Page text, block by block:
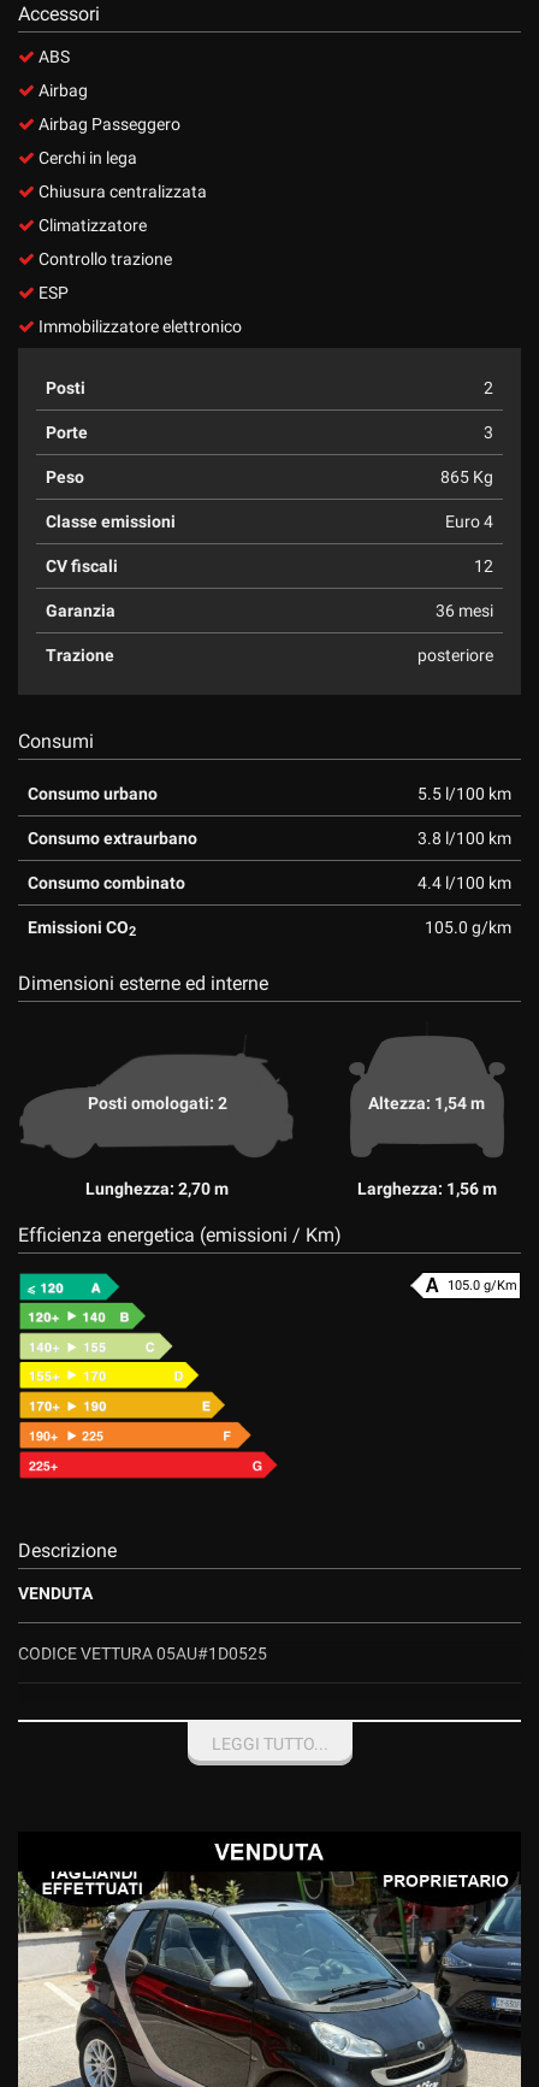
Accessori
ABS
Airbag
Airbag Passeggero
Cerchi in lega
Chiusura centralizzata
Climatizzatore
Controllo trazione
ESP
Immobilizzatore elettronico
Posti 2
Porte 3
Peso 865 Kg
Classe emissioni Euro 4
CV fiscali 12
Garanzia 36 mesi
Trazione posteriore
Consumi
Consumo urbano 5.5 l/100 km
Consumo extraurbano 3.8 l/100 km
Consumo combinato 4.4 l/100 km
Emissioni CO2 105.0 g/km
Dimensioni esterne ed interne
Posti omologati: 2
Lunghezza: 2,70 m
Altezza: 1,54 m
Larghezza: 1,56 m
Efficienza energetica (emissioni / Km)
105.0 g/Km
Descrizione
VENDUTA
CODICE VETTURA 05AU#1D0525
PROPRIETA')+ RATE DA €. 104,60
Rete Ufficiale Smart Service
Vendita-Assistenza Ricambi
NON PERDERE TEMPO PREZIOSO CON INUTILI ED AFFANNOSE
RICERCHE, TRA PRIVATI AFFARISTI, COMMERCIANTI DI AUTO E
PLURIMARCA, AFFIDATI AD UNA STRUTTURA REALE, UFFICIALE
SMART,IN GRADO DI POTERTI FORNIRE, IN ASSOLUTA SICUREZZA
E TRASPARENZA, VETTURE E SERVIZI UFFICIALI DI VENDITA E
LEGGI TUTTO...